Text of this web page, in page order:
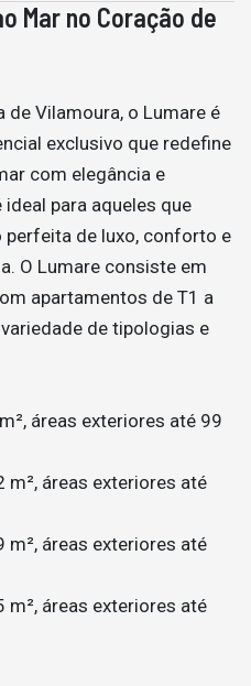
Mar no Coração de
Vilamoura, o Lumare é
exclusivo que redefine
com elegância e
para aqueles que
de luxo, conforto e
O Lumare consiste em
apartamentos de T1 a
de tipologias e
áreas exteriores até 99
áreas exteriores até
áreas exteriores até
áreas exteriores até